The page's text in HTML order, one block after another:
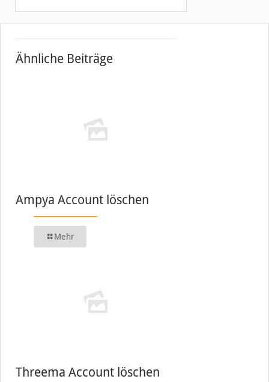
Ähnliche Beiträge
Ampya Account löschen
Mehr
Threema Account löschen